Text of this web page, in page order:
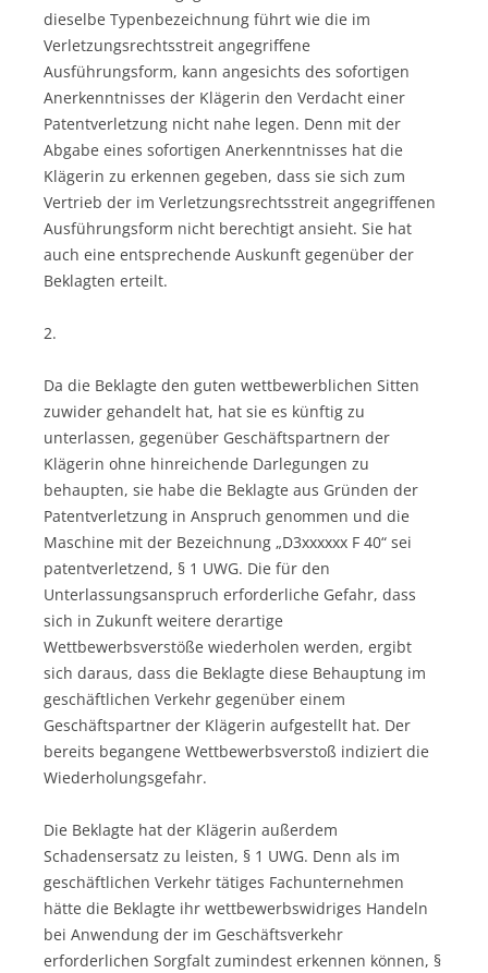
dieselbe Typenbezeichnung führt wie die im
Verletzungsrechtsstreit angegriffene
Ausführungsform, kann angesichts des sofortigen
Anerkenntnisses der Klägerin den Verdacht einer
Patentverletzung nicht nahe legen. Denn mit der
Abgabe eines sofortigen Anerkenntnisses hat die
Klägerin zu erkennen gegeben, dass sie sich zum
Vertrieb der im Verletzungsrechtsstreit angegriffenen
Ausführungsform nicht berechtigt ansieht. Sie hat
auch eine entsprechende Auskunft gegenüber der
Beklagten erteilt.
2.
Da die Beklagte den guten wettbewerblichen Sitten
zuwider gehandelt hat, hat sie es künftig zu
unterlassen, gegenüber Geschäftspartnern der
Klägerin ohne hinreichende Darlegungen zu
behaupten, sie habe die Beklagte aus Gründen der
Patentverletzung in Anspruch genommen und die
Maschine mit der Bezeichnung „D3xxxxxx F 40“ sei
patentverletzend, § 1 UWG. Die für den
Unterlassungsanspruch erforderliche Gefahr, dass
sich in Zukunft weitere derartige
Wettbewerbsverstöße wiederholen werden, ergibt
sich daraus, dass die Beklagte diese Behauptung im
geschäftlichen Verkehr gegenüber einem
Geschäftspartner der Klägerin aufgestellt hat. Der
bereits begangene Wettbewerbsverstoß indiziert die
Wiederholungsgefahr.
Die Beklagte hat der Klägerin außerdem
Schadensersatz zu leisten, § 1 UWG. Denn als im
geschäftlichen Verkehr tätiges Fachunternehmen
hätte die Beklagte ihr wettbewerbswidriges Handeln
bei Anwendung der im Geschäftsverkehr
erforderlichen Sorgfalt zumindest erkennen können, §